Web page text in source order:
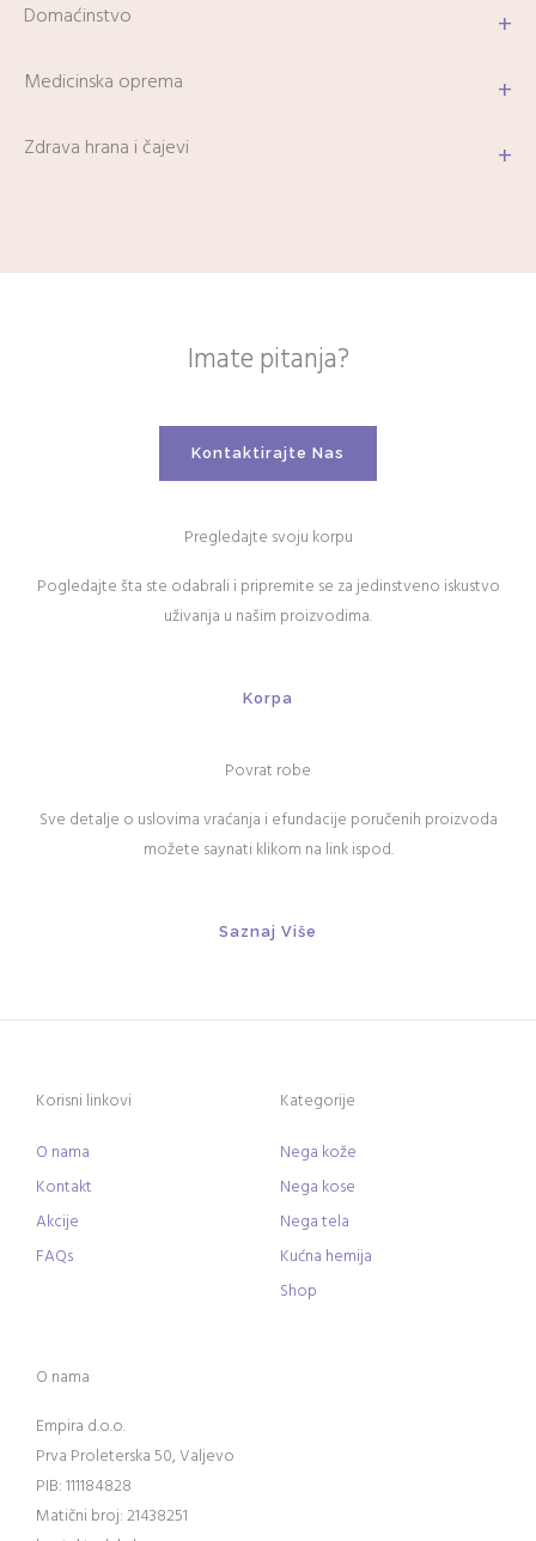
Domaćinstvo +
Medicinska oprema +
Zdrava hrana i čajevi +
Imate pitanja?
Kontaktirajte Nas
Pregledajte svoju korpu
Pogledajte šta ste odabrali i pripremite se za jedinstveno iskustvo
uživanja u našim proizvodima.
Korpa
Povrat robe
Sve detalje o uslovima vraćanja i efundacije poručenih proizvoda
možete saynati klikom na link ispod.
Saznaj Više
Korisni linkovi
O nama
Kontakt
Akcije
FAQs
Kategorije
Nega kože
Nega kose
Nega tela
Kućna hemija
Shop
O nama
Empira d.o.o.
Prva Proleterska 50, Valjevo
PIB: 111184828
Matični broj: 21438251